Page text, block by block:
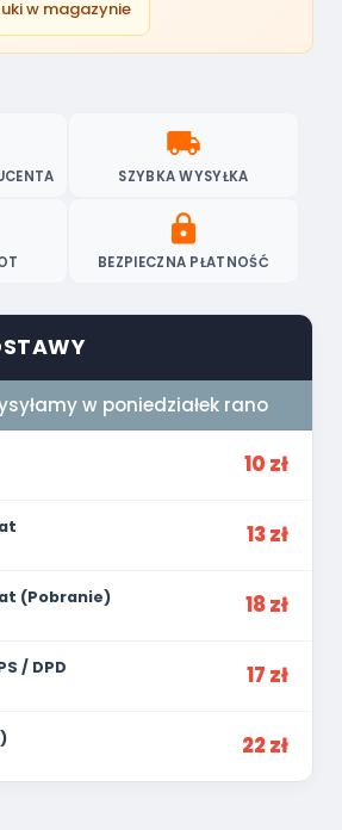
w magazynie
local_shipping
SZYBKA WYSYŁKA
lock
BEZPIECZNA PŁATNOŚĆ
w poniedziałek rano
10 zł
13 zł
(Pobranie) 18 zł
/ DPD 17 zł
22 zł